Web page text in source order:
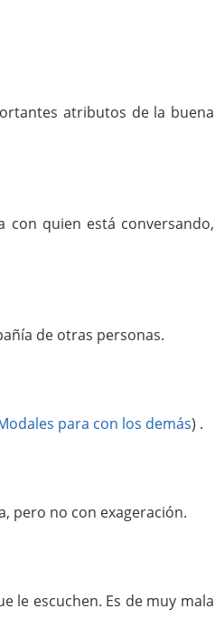
atributos de la buena
quien está conversando,
de otras personas.
para con los demás) .
pero no con exageración.
le escuchen. Es de muy mala